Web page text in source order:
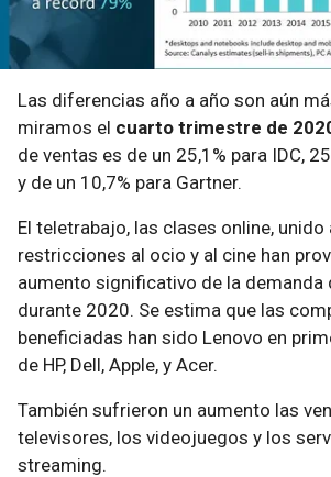
Las diferencias año a año son aún
miramos el cuarto trimestre de
de ventas es de un 25,1% para IDC,
y de un 10,7% para Gartner.
El teletrabajo, las clases online, unido
restricciones al ocio y al cine han
aumento significativo de la demanda
durante 2020. Se estima que las
beneficiadas han sido Lenovo en
de HP, Dell, Apple, y Acer.
También sufrieron un aumento las
televisores, los videojuegos y los
streaming.